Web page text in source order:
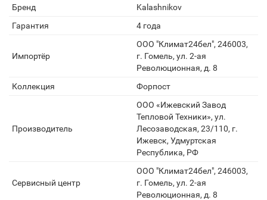
Бренд
Kalashnikov
Гарантия
4 года
Импортёр
ООО "Климат24бел", 246003,
г. Гомель, ул. 2-ая
Революционная, д. 8
Коллекция
Форпост
Производитель
OOO «Ижевский Завод
Тепловой Техники», ул.
Лесозаводская, 23/110, г.
Ижевск, Удмуртская
Республика, РФ
Сервисный центр
ООО "Климат24бел", 246003,
г. Гомель, ул. 2-ая
Революционная, д. 8